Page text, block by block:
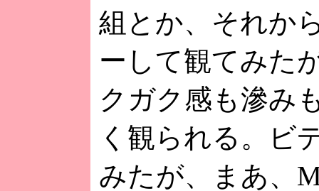
組とか、それか
ーして観てみた
クガク感も滲み
く観られる。ビ
みたが、まあ、